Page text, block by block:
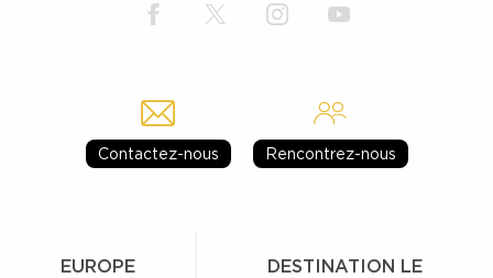
Contactez-nous Rencontrez-nous
EUROPE
DESTINATION LE